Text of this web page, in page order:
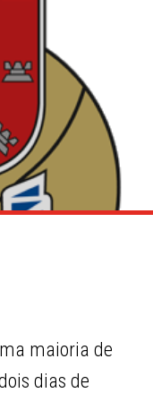
maioria de
dias de